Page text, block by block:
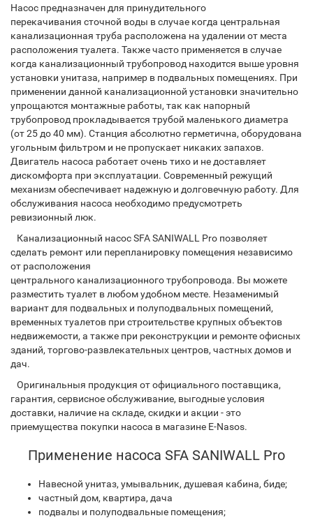
Насос предназначен для принудительного
перекачивания сточной воды в случае когда центральная
канализационная труба расположена на удалении от места
расположения туалета. Также часто применяется в случае
когда канализационный трубопровод находится выше уровня
установки унитаза, например в подвальных помещениях. При
применении данной канализационной установки значительно
упрощаются монтажные работы, так как напорный
трубопровод прокладывается трубой маленького диаметра
(от 25 до 40 мм). Станция абсолютно герметична, оборудована
угольным фильтром и не пропускает никаких запахов.
Двигатель насоса работает очень тихо и не доставляет
дискомфорта при эксплуатации. Современный режущий
механизм обеспечивает надежную и долговечную работу. Для
обслуживания насоса необходимо предусмотреть
ревизионный люк.
Канализационный насос SFA SANIWALL Pro позволяет
сделать ремонт или перепланировку помещения независимо
от расположения
центрального канализационного трубопровода. Вы можете
разместить туалет в любом удобном месте. Незаменимый
вариант для подвальных и полуподвальных помещений,
временных туалетов при строительстве крупных объектов
недвижемости, а также при реконструкции и ремонте офисных
зданий, торгово-развлекательных центров, частных домов и
дач.
Оригинальныя продукция от официального поставщика,
гарантия, сервисное обслуживание, выгодные условия
доставки, наличие на складе, скидки и акции - это
приемущества покупки насоса в магазине E-Nasos.
Применение насоса SFA SANIWALL Pro
Навесной унитаз, умывальник, душевая кабина, биде;
частный дом, квартира, дача
подвалы и полуподвальные помещения;